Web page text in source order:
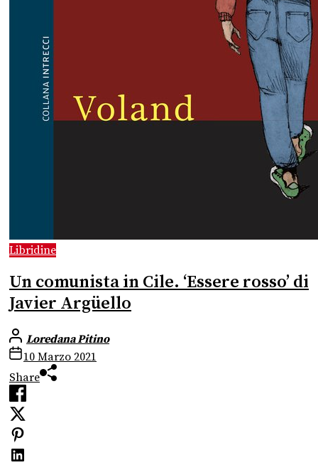
Libridine
Un comunista in Cile. ‘Essere rosso’ di
Javier Argüello
Loredana Pitino
10 Marzo 2021
Share